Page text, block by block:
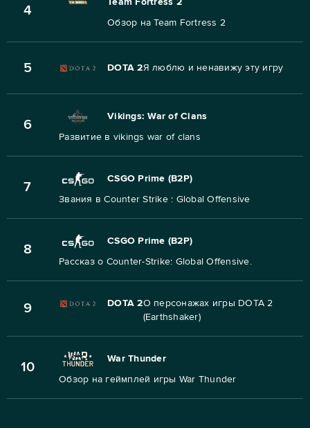
4
Обзор на Team Fortress 2
5 DOTA 2Я люблю и ненавижу эту игру
6
Vikings: War of Clans
Развитие в vikings war of clans
7
CSGO Prime (B2P)
Звания в Counter Strike : Global Offensive
8
CSGO Prime (B2P)
Рассказ о Counter-Strike: Global Offensive.
9 DOTA 2О персонажах игры DOTA 2
(Earthshaker)
10
War Thunder
Обзор на геймплей игры War Thunder